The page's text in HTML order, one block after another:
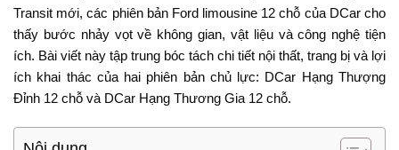
Transit mới, các phiên bản Ford limousine 12 chỗ của DCar cho
thấy bước nhảy vọt về không gian, vật liệu và công nghệ tiện
ích. Bài viết này tập trung bóc tách chi tiết nội thất, trang bị và lợi
ích khai thác của hai phiên bản chủ lực: DCar Hạng Thượng
Đỉnh 12 chỗ và DCar Hạng Thương Gia 12 chỗ.